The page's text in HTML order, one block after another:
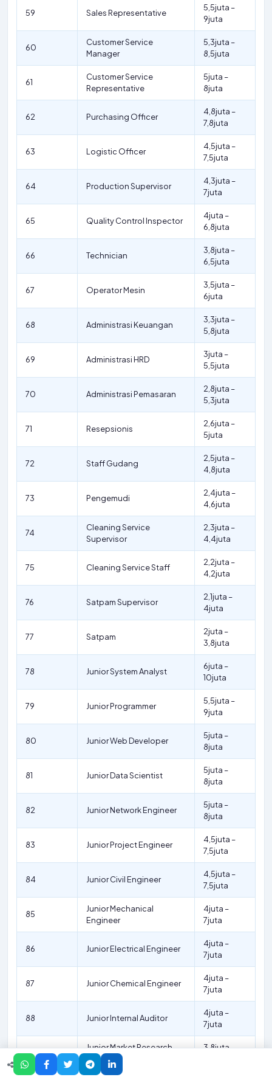
59 Sales Representative
5,5juta –
9juta
60
Customer Service
Manager
5,3juta –
8,5juta
61
Customer Service
Representative
5juta –
8juta
62 Purchasing Officer
4,8juta –
7,8juta
63 Logistic Officer
4,5juta –
7,5juta
64 Production Supervisor
4,3juta –
7juta
65 Quality Control Inspector
4juta –
6,8juta
66 Technician
3,8juta –
6,5juta
67 Operator Mesin
3,5juta –
6juta
68 Administrasi Keuangan
3,3juta –
5,8juta
69 Administrasi HRD
3juta –
5,5juta
70 Administrasi Pemasaran
2,8juta –
5,3juta
71 Resepsionis
2,6juta –
5juta
72 Staff Gudang
2,5juta –
4,8juta
73 Pengemudi
2,4juta –
4,6juta
74
Cleaning Service
Supervisor
2,3juta –
4,4juta
75 Cleaning Service Staff
2,2juta –
4,2juta
76 Satpam Supervisor
2,1juta –
4juta
77 Satpam
2juta –
3,8juta
78 Junior System Analyst
6juta –
10juta
79 Junior Programmer
5,5juta –
9juta
80 Junior Web Developer
5juta –
8juta
81 Junior Data Scientist
5juta –
8juta
82 Junior Network Engineer
5juta –
8juta
83 Junior Project Engineer
4,5juta –
7,5juta
84 Junior Civil Engineer
4,5juta –
7,5juta
85
Junior Mechanical
Engineer
4juta –
7juta
86 Junior Electrical Engineer
4juta –
7juta
87 Junior Chemical Engineer
4juta –
7juta
88 Junior Internal Auditor
4juta –
7juta
89
Junior Market Research
Analyst
3,8juta –